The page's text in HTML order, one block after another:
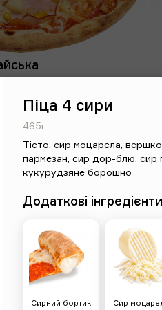
Піца 4 сири
465г.
Тісто сир моцарела
пармезан сир дор-блю сир
кукурудзяне борошно
Додаткові інгредієнти
Сирний бортик Сир
неаполітанський соус, сир
шинка, ананас, кукурудза,
філе, кукурудзяне борошно
грн